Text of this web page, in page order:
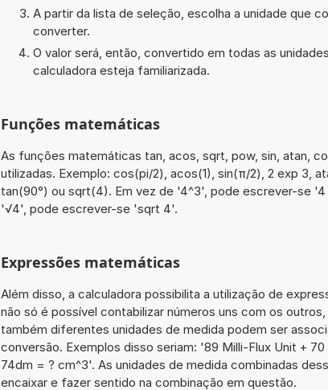
A partir da lista de seleção, escolha a unidade que
converter.
O valor será, então, convertido em todas as
calculadora esteja familiarizada.
Funções matemáticas
As funções matemáticas tan, acos, sqrt, pow, sin, atan,
utilizadas. Exemplo: cos(pi/2), acos(1), sin(π/2), 2 exp 3,
tan(90°) ou sqrt(4). Em vez de '4^3', pode escrever-se
'√4', pode escrever-se 'sqrt 4'.
Expressões matemáticas
Além disso, a calculadora possibilita a utilização de
não só é possível contabilizar números uns com os
também diferentes unidades de medida podem ser
conversão. Exemplos disso seriam: '89 Milli-Flux Unit +
74dm = ? cm^3'. As unidades de medida combinadas
encaixar e fazer sentido na combinação em questão.